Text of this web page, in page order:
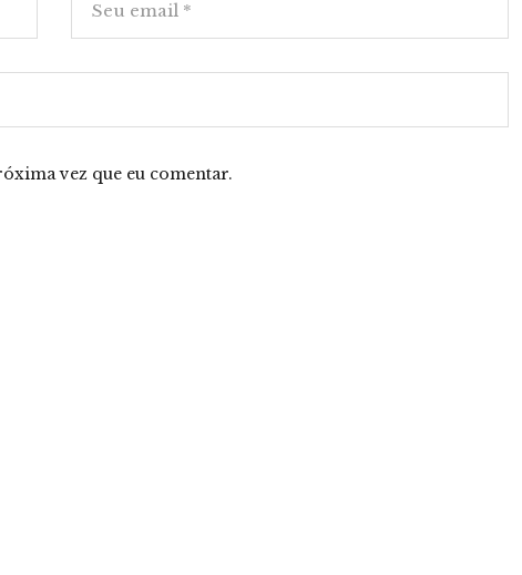
vez que eu comentar.